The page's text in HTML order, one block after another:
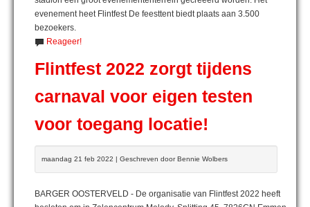
evenement heet Flintfest De feesttent biedt plaats aan 3.500
bezoekers.
Reageer!
Flintfest 2022 zorgt tijdens
carnaval voor eigen testen
voor toegang locatie!
maandag 21 feb 2022 | Geschreven door Bennie Wolbers
BARGER OOSTERVELD - De organisatie van Flintfest 2022 heeft